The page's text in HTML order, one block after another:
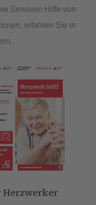
Senioren Hilfe von
erfahren Sie in